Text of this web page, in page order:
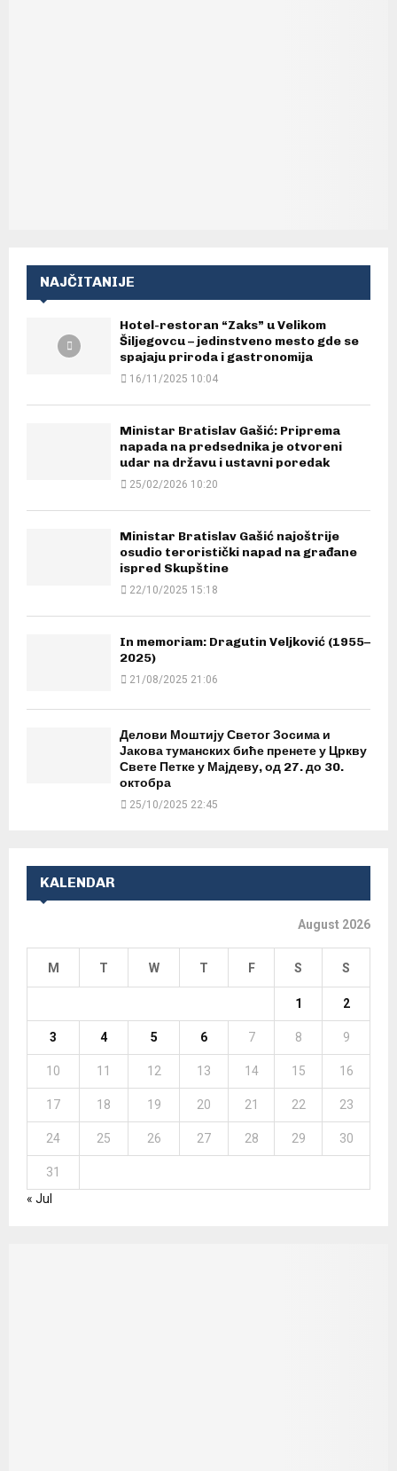
NAJČITANIJE
Hotel-restoran “Zaks” u Velikom
Šiljegovcu – jedinstveno mesto gde se
spajaju priroda i gastronomija
16/11/2025 10:04
Ministar Bratislav Gašić: Priprema
napada na predsednika je otvoreni
udar na državu i ustavni poredak
25/02/2026 10:20
Ministar Bratislav Gašić najoštrije
osudio teroristički napad na građane
ispred Skupštine
22/10/2025 15:18
In memoriam: Dragutin Veljković (1955–
2025)
21/08/2025 21:06
Делови Моштију Светог Зосима и
Јакова туманских биће пренете у Цркву
Свете Петке у Мајдеву, од 27. до 30.
октобра
25/10/2025 22:45
KALENDAR
August 2026
M T W T F S S
1 2
3 4 5 6 7 8 9
10 11 12 13 14 15 16
17 18 19 20 21 22 23
24 25 26 27 28 29 30
31
« Jul